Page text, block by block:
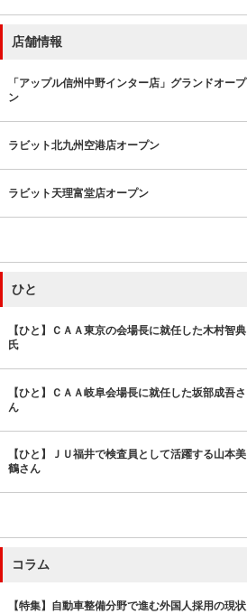
店舗情報
「アップル信州中野インター店」グランドオープ
ン
ラビット北九州空港店オープン
ラビット天理富堂店オープン
ひと
【ひと】ＣＡＡ東京の会場長に就任した木村智典
氏
【ひと】ＣＡＡ岐阜会場長に就任した坂部成吾さ
ん
【ひと】ＪＵ福井で検査員として活躍する山本美
鶴さん
コラム
【特集】自動車整備分野で進む外国人採用の現状